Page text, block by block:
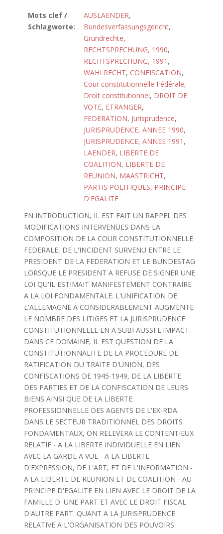
Mots clef /
Schlagworte:
AUSLAENDER,
Bundesverfassungsgericht,
Grundrechte,
RECHTSPRECHUNG, 1990,
RECHTSPRECHUNG, 1991 ,
WAHLRECHT, CONFISCATION,
Cour constitutionnelle Fédérale,
Droit constitutionnel, DROIT DE
VOTE, ETRANGER,
FEDERATION, Jurisprudence,
JURISPRUDENCE, ANNEE 1990,
JURISPRUDENCE, ANNEE 1991 ,
LAENDER, LIBERTE DE
COALITION, LIBERTE DE
REUNION, MAASTRICHT,
PARTIS POLITIQUES, PRINCIPE
D'EGALITE
EN INTRODUCTION, IL EST FAIT UN RAPPEL DES
MODIFICATIONS INTERVENUES DANS LA
COMPOSITION DE LA COUR CONSTITUTIONNELLE
FEDERALE, DE L'INCIDENT SURVENU ENTRE LE
PRESIDENT DE LA FEDERATION ET LE BUNDESTAG
LORSQUE LE PRESIDENT A REFUSE DE SIGNER UNE
LOI QU'IL ESTIMAIT MANIFESTEMENT CONTRAIRE
A LA LOI FONDAMENTALE. L'UNIFICATION DE
L'ALLEMAGNE A CONSIDERABLEMENT AUGMENTE
LE NOMBRE DES LITIGES ET LA JURISPRUDENCE
CONSTITUTIONNELLE EN A SUBI AUSSI L'IMPACT.
DANS CE DOMAINE, IL EST QUESTION DE LA
CONSTITUTIONNALITE DE LA PROCEDURE DE
RATIFICATION DU TRAITE D'UNION, DES
CONFISCATIONS DE 1945-1949, DE LA LIBERTE
DES PARTIES ET DE LA CONFISCATION DE LEURS
BIENS AINSI QUE DE LA LIBERTE
PROFESSIONNELLE DES AGENTS DE L'EX-RDA.
DANS LE SECTEUR TRADITIONNEL DES DROITS
FONDAMENTAUX, ON RELEVERA LE CONTENTIEUX
RELATIF - A LA LIBERTE INDIVIDUELLE EN LIEN
AVEC LA GARDE A VUE - A LA LIBERTE
D'EXPRESSION, DE L'ART, ET DE L'INFORMATION -
A LA LIBERTE DE REUNION ET DE COALITION - AU
PRINCIPE D'EGALITE EN LIEN AVEC LE DROIT DE LA
FAMILLE D' UNE PART ET AVEC LE DROIT FISCAL
D'AUTRE PART. QUANT A LA JURISPRUDENCE
RELATIVE A L'ORGANISATION DES POUVOIRS